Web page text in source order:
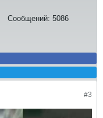
Сообщений: 5086
#3